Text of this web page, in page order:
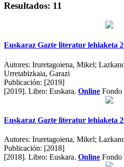
Resultados: 11
Euskaraz Gazte literatur lehiaketa
Autores: Iruretagoiena, Mikel;
Urretabizkaia, Garazi
Publicación: [2019]
[2019]. Libro: Euskara. Online Fondo
Euskaraz Gazte literatur lehiaketa
Autores: Iruretagoiena, Mikel;
Publicación: [2018]
[2018]. Libro: Euskara. Online Fondo